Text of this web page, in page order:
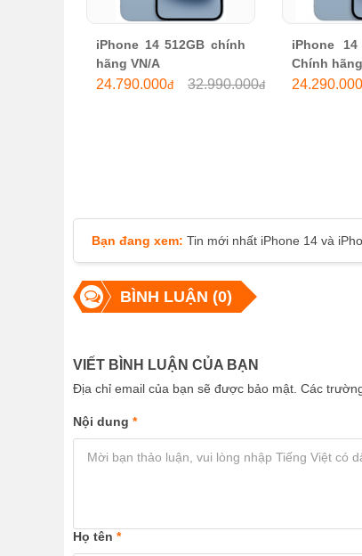
iPhone 14 512GB chính
hãng VN/A
24.790.000đ 32.990.000đ
iPhone
Chính
24.290.000
Bạn đang xem: Tin mới nhất iPhone 14 và
BÌNH LUẬN (0)
VIẾT BÌNH LUẬN CỦA BẠN
Địa chỉ email của bạn sẽ được bảo mật. Các
Nội dung *
Họ tên *